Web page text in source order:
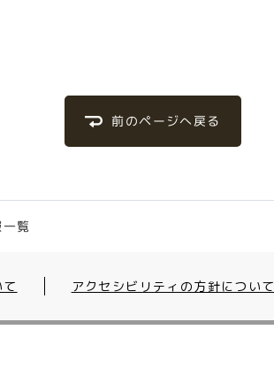
前のページへ戻る
覧
アクセシビリティの方針について